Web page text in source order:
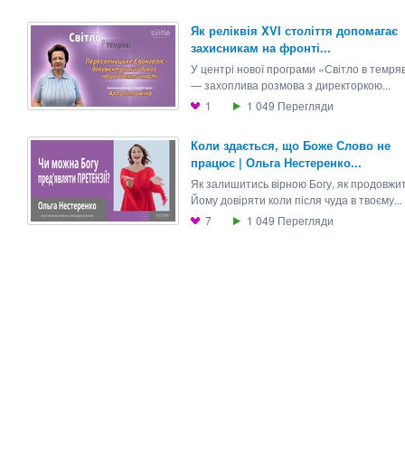
Як реліквія XVI століття допомагає
захисникам на фронті...
У центрі нової програми «Світло в
— захоплива розмова з директоркою...
1
1 049 Перегляди
Коли здається, що Боже Слово не
працює | Ольга Нестеренко...
Як залишитись вірною Богу, як
Йому довіряти коли після чуда в твоєму...
7
1 049 Перегляди